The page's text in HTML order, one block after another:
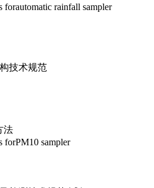
forautomatic rainfall sampler
技术规范
法
forPM10 sampler